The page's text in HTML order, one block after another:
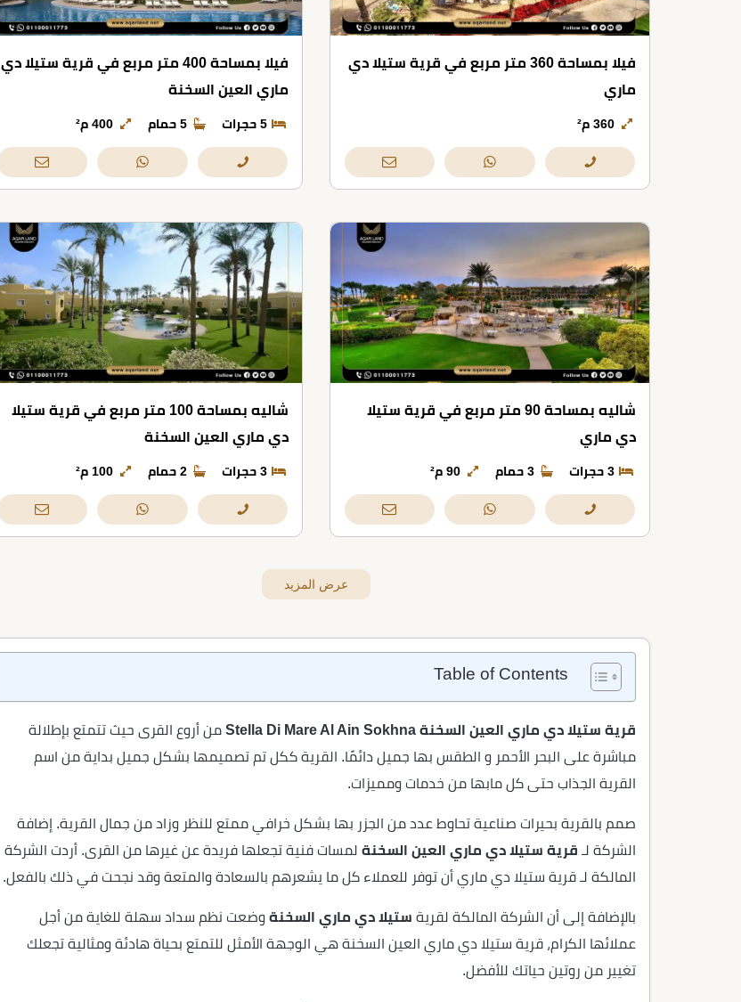
فيلا بمساحة 360 متر مربع في قرية ستيلا دي
ماري
360 م²
فيلا بمساحة 400 متر مربع في قرية ستيلا دي
ماري العين السخنة
5 حجرات 5 حمام 400 م²
شاليه بمساحة 90 متر مربع في قرية ستيلا
دي ماري
3 حجرات 3 حمام 90 م²
شاليه بمساحة 100 متر مربع في قرية ستيلا
دي ماري العين السخنة
3 حجرات 2 حمام 100 م²
عرض المزيد
Table of Contents
قرية ستيلا دي ماري العين السخنة Stella Di Mare Al Ain Sokhna
من أروع القرى حيث تتمتع بإطلالة
مباشرة على البحر الأحمر و الطقس بها جميل دائمًا. القرية ككل تم تصميمها بشكل جميل بداية من اسم
القرية الجذاب حتى كل مابها من خدمات ومميزات.
صمم بالقرية بحيرات صناعية تحاوط عدد من الجزر بها بشكل خرافي ممتع للنظر وزاد من جمال القرية. إضافة
الشركة لـ قرية ستيلا دي ماري العين السخنة لمسات فنية تجعلها فريدة عن غيرها من القرى. أردت الشركة
المالكة لـ قرية ستيلا دي ماري أن توفر للعملاء كل ما يشعرهم بالسعادة والمتعة وقد نجحت في ذلك بالفعل.
بالإضافة إلى أن الشركة المالكة لقرية ستيلا دي ماري السخنة وضعت نظم سداد سهلة للغاية من أجل
عملائها الكرام، قرية ستيلا دي ماري العين السخنة هي الوجهة الأمثل للتمتع بحياة هادئة ومثالية تجعلك
تغيير من روتين حياتك للأفضل.